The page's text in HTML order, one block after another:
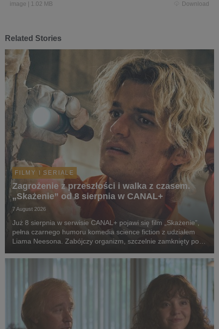
image 1.02 MB Download
Related Stories
FILMY I SERIALE
Zagrożenie z przeszłości i walka z czasem.
„Skażenie” od 8 sierpnia w CANAL+
7 August 2026
Już 8 sierpnia w serwisie CANAL+ pojawi się film „Skażenie”,
pełna czarnego humoru komedia science fiction z udziałem
Liama Neesona. Zabójczy organizm, szczelnie zamknięty pod
nadzieją ludzkości staje się dwoje spóźni...